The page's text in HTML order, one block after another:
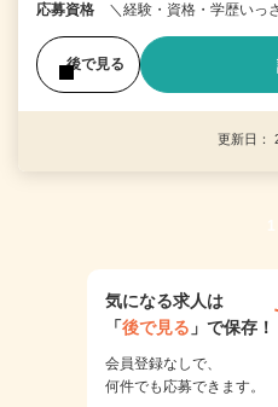
応募資格 ＼経験・資格・学歴いっ
後で見る
更新日：
1
気になる求人は
「後で見る 」で保存！
会員登録なしで、
何件でも応募できます。